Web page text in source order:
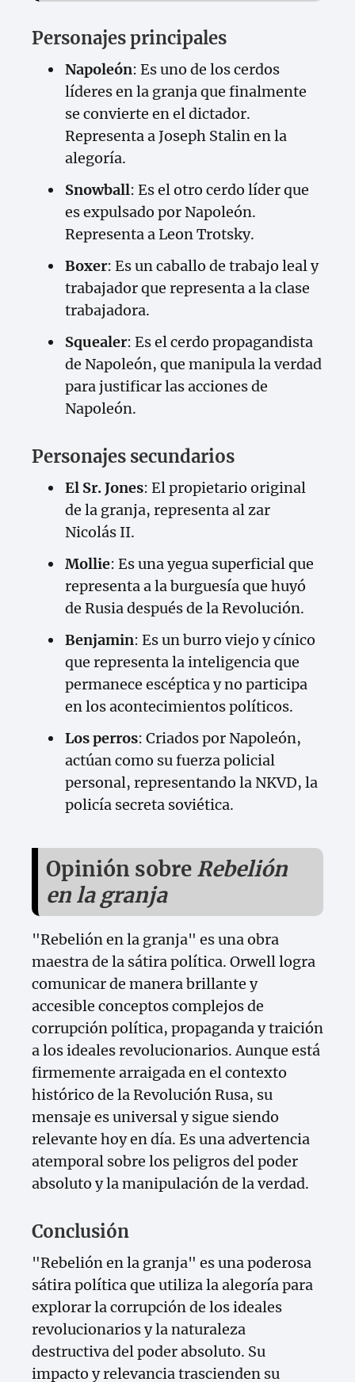
Personajes principales
Napoleón: Es uno de los cerdos
líderes en la granja que finalmente
se convierte en el dictador.
Representa a Joseph Stalin en la
alegoría.
Snowball: Es el otro cerdo líder que
es expulsado por Napoleón.
Representa a Leon Trotsky.
Boxer: Es un caballo de trabajo leal y
trabajador que representa a la clase
trabajadora.
Squealer: Es el cerdo propagandista
de Napoleón, que manipula la verdad
para justificar las acciones de
Napoleón.
Personajes secundarios
El Sr. Jones: El propietario original
de la granja, representa al zar
Nicolás II.
Mollie: Es una yegua superficial que
representa a la burguesía que huyó
de Rusia después de la Revolución.
Benjamin: Es un burro viejo y cínico
que representa la inteligencia que
permanece escéptica y no participa
en los acontecimientos políticos.
Los perros: Criados por Napoleón,
actúan como su fuerza policial
personal, representando la NKVD, la
policía secreta soviética.
Opinión sobre Rebelión
en la granja
"Rebelión en la granja" es una obra
maestra de la sátira política. Orwell logra
comunicar de manera brillante y
accesible conceptos complejos de
corrupción política, propaganda y traición
a los ideales revolucionarios. Aunque está
firmemente arraigada en el contexto
histórico de la Revolución Rusa, su
mensaje es universal y sigue siendo
relevante hoy en día. Es una advertencia
atemporal sobre los peligros del poder
absoluto y la manipulación de la verdad.
Conclusión
"Rebelión en la granja" es una poderosa
sátira política que utiliza la alegoría para
explorar la corrupción de los ideales
revolucionarios y la naturaleza
destructiva del poder absoluto. Su
impacto y relevancia trascienden su